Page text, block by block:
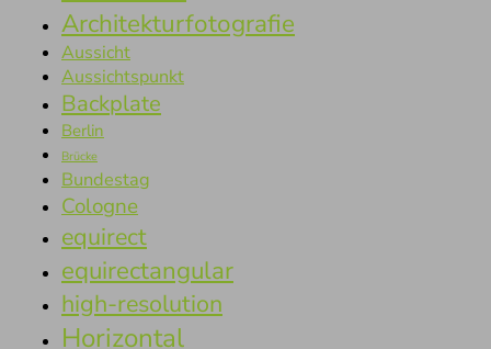
Architekturfotografie
Aussicht
Aussichtspunkt
Backplate
Berlin
Brücke
Bundestag
Cologne
equirect
equirectangular
high-resolution
Horizontal